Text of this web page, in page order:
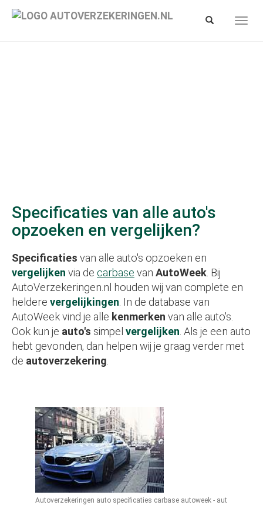
naar
Toon/verberg
Specificaties van alle auto's
opzoeken en vergelijken?
Specificaties van alle auto's opzoeken en
vergelijken via de carbase van AutoWeek . Bij
AutoVerzekeringen.nl houden wij van complete en
heldere vergelijkingen . In de database van
AutoWeek vind je alle kenmerken van alle auto's.
Ook kun je auto's simpel vergelijken . Als je een auto
hebt gevonden, dan helpen wij je graag verder met
de autoverzekering
Autoverzekeringen auto specificaties carbase autoweek - aut